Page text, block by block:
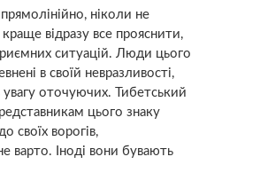
ніколи не
відразу все прояснити,
ситуацій. Люди цього
в своїй невразливості,
оточуючих. Тибетський
цього знаку
своїх ворогів,
варто. Іноді вони бувають